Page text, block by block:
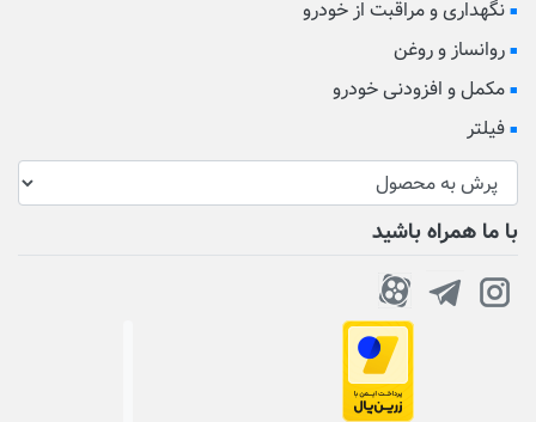
نگهداری و مراقبت از خودرو
روانساز و روغن
مکمل و افزودنی خودرو
فیلتر
با ما همراه باشید